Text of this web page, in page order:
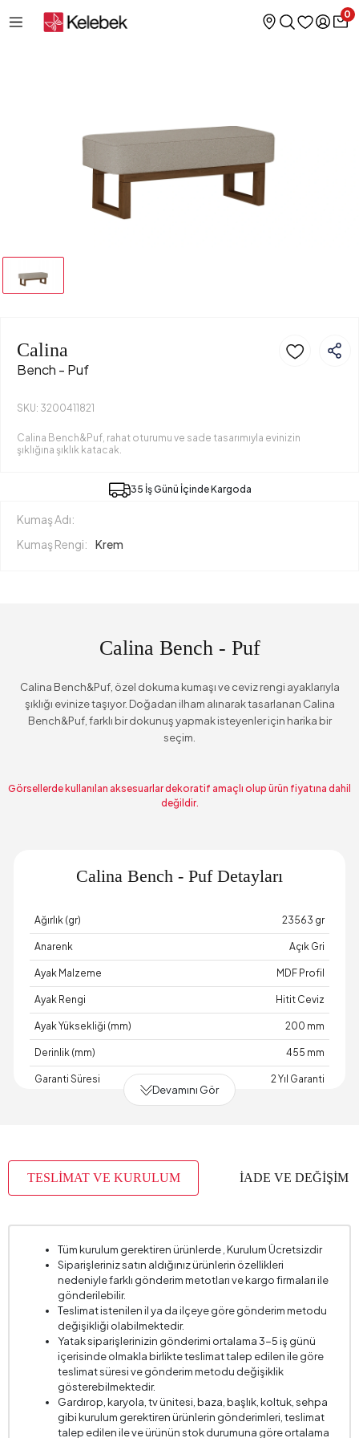
0
Calina
Bench - Puf
SKU: 3200411821
Calina Bench&Puf, rahat oturumu ve sade tasarımıyla evinizin
şıklığına şıklık katacak.
35 İş Günü İçinde Kargoda
Kumaş Adı:
Kumaş Rengi:
Krem
Calina Bench - Puf
Calina Bench&Puf, özel dokuma kumaşı ve ceviz rengi ayaklarıyla
şıklığı evinize taşıyor. Doğadan ilham alınarak tasarlanan Calina
Bench&Puf, farklı bir dokunuş yapmak isteyenler için harika bir
seçim.
Görsellerde kullanılan aksesuarlar dekoratif amaçlı olup ürün fiyatına dahil
değildir.
Calina Bench - Puf Detayları
Ağırlık (gr) 23563 gr
Anarenk Açık Gri
Ayak Malzeme MDF Profil
Ayak Rengi Hitit Ceviz
Ayak Yüksekliği (mm) 200 mm
Derinlik (mm) 455 mm
Garanti Süresi 2 Yıl Garanti
Hacim (m3)
Paket Sayısı 2
Kumaş Rengi
Devamını Gör
TESLİMAT VE KURULUM İADE VE DEĞİŞİM
Tüm kurulum gerektiren ürünlerde , Kurulum Ücretsizdir
Siparişleriniz satın aldığınız ürünlerin özellikleri
nedeniyle farklı gönderim metotları ve kargo firmaları ile
gönderilebilir.
Teslimat istenilen il ya da ilçeye göre gönderim metodu
değişikliği olabilmektedir.
Yatak siparişlerinizin gönderimi ortalama 3-5 iş günü
içerisinde olmakla birlikte teslimat talep edilen ile göre
teslimat süresi ve gönderim metodu değişiklik
gösterebilmektedir.
Gardırop, karyola, tv ünitesi, baza, başlık, koltuk, sehpa
gibi kurulum gerektiren ürünlerin gönderimleri, teslimat
talep edilen ile ve ürünün stok durumuna göre ortalama